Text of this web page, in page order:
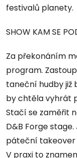
festivalů planety.
SHOW KAM SE
Za překonáním
program.
taneční hudby již
by chtěla vyhrát
Stačí se zaměřit
D&B Forge
páteční takeover
V praxi to